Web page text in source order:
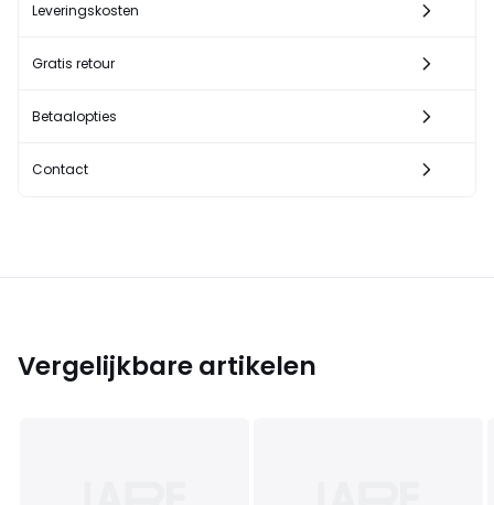
Leveringskosten
Gratis retour
Betaalopties
Contact
Vergelijkbare artikelen